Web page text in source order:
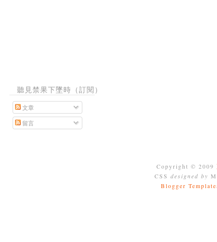
聽見禁果下墜時（訂閱）
文章
留言
Copyright © 2009
CSS designed by
Blogger